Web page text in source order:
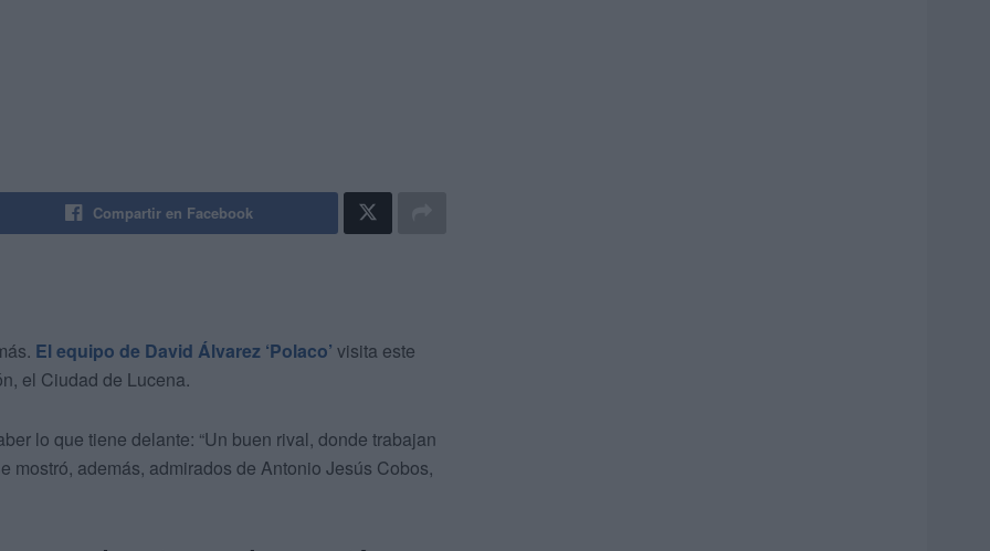
Compartir en Facebook
El equipo de David Álvarez ‘Polaco’ visita este
el Ciudad de Lucena.
lo que tiene delante: “Un buen rival, donde trabajan
mostró, además, admirados de Antonio Jesús Cobos,